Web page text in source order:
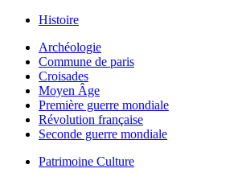
Histoire
Archéologie
Commune de paris
Croisades
Moyen Âge
Première guerre mondiale
Révolution française
Seconde guerre mondiale
Patrimoine Culture